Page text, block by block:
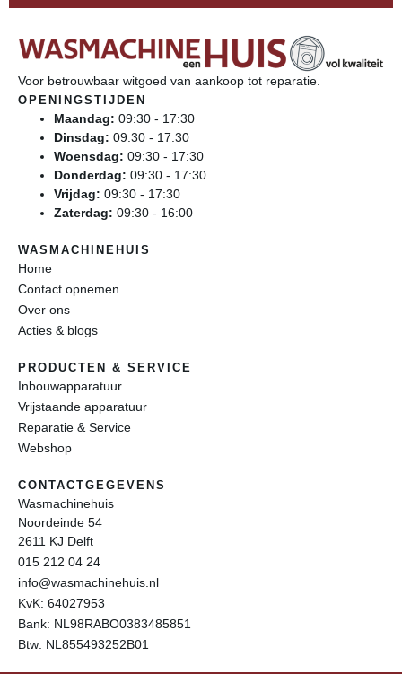
Voor betrouwbaar witgoed van aankoop tot reparatie.
OPENINGSTIJDEN
Maandag: 09:30 - 17:30
Dinsdag: 09:30 - 17:30
Woensdag: 09:30 - 17:30
Donderdag: 09:30 - 17:30
Vrijdag: 09:30 - 17:30
Zaterdag: 09:30 - 16:00
WASMACHINEHUIS
Home
Contact opnemen
Over ons
Acties & blogs
PRODUCTEN & SERVICE
Inbouwapparatuur
Vrijstaande apparatuur
Reparatie & Service
Webshop
CONTACTGEGEVENS
Wasmachinehuis
Noordeinde 54
2611 KJ Delft
015 212 04 24
info@wasmachinehuis.nl
KvK: 64027953
Bank: NL98RABO0383485851
Btw: NL855493252B01